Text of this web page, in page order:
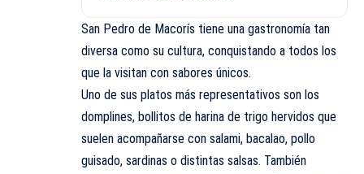
San Pedro de Macorís tiene una gastronomía tan
diversa como su cultura, conquistando a todos los
que la visitan con sabores únicos.
Uno de sus platos más representativos son los
domplines, bollitos de harina de trigo hervidos que
suelen acompañarse con salami, bacalao, pollo
guisado, sardinas o distintas salsas. También